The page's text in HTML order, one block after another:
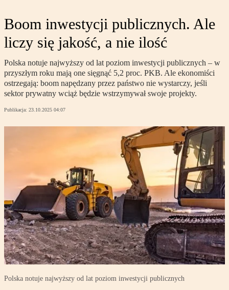
Boom inwestycji publicznych. Ale
liczy się jakość, a nie ilość
Polska notuje najwyższy od lat poziom inwestycji publicznych – w
przyszłym roku mają one sięgnąć 5,2 proc. PKB. Ale ekonomiści
ostrzegają: boom napędzany przez państwo nie wystarczy, jeśli
sektor prywatny wciąż będzie wstrzymywał swoje projekty.
Publikacja: 23.10.2025 04:07
Polska notuje najwyższy od lat poziom inwestycji publicznych